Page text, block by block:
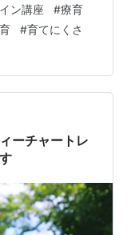
ン講座 #療育
#育てにくさ
ーチャートレ